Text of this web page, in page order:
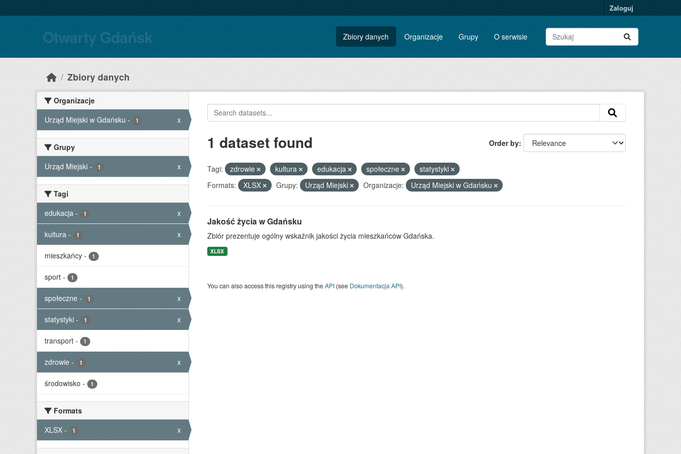
Zaloguj
Otwarty Gdańsk Zbiory danych Organizacje Grupy O serwisie
Zbiory danych
Organizacje
Urząd Miejski w Gdańsku - 1 x
Grupy
Urząd Miejski - 1 x
Tagi
edukacja - 1 x
kultura - 1 x
mieszkańcy - 1
sport - 1
społeczne - 1 x
statystyki - 1 x
transport - 1
zdrowie - 1 x
środowisko - 1
Formats
XLSX - 1 x
Order by
1 dataset found
Tagi: zdrowie kultura edukacja społeczne
statystyki
Formats:
XLSX Grupy: Urząd Miejski Organizacje: Urząd Miejski w Gdańsku
Jakość życia w Gdańsku
Zbiór prezentuje ogólny wskaźnik jakości życia mieszkańców Gdańska.
XLSX
You can also access this registry using theAPI(see Dokumentacja API).